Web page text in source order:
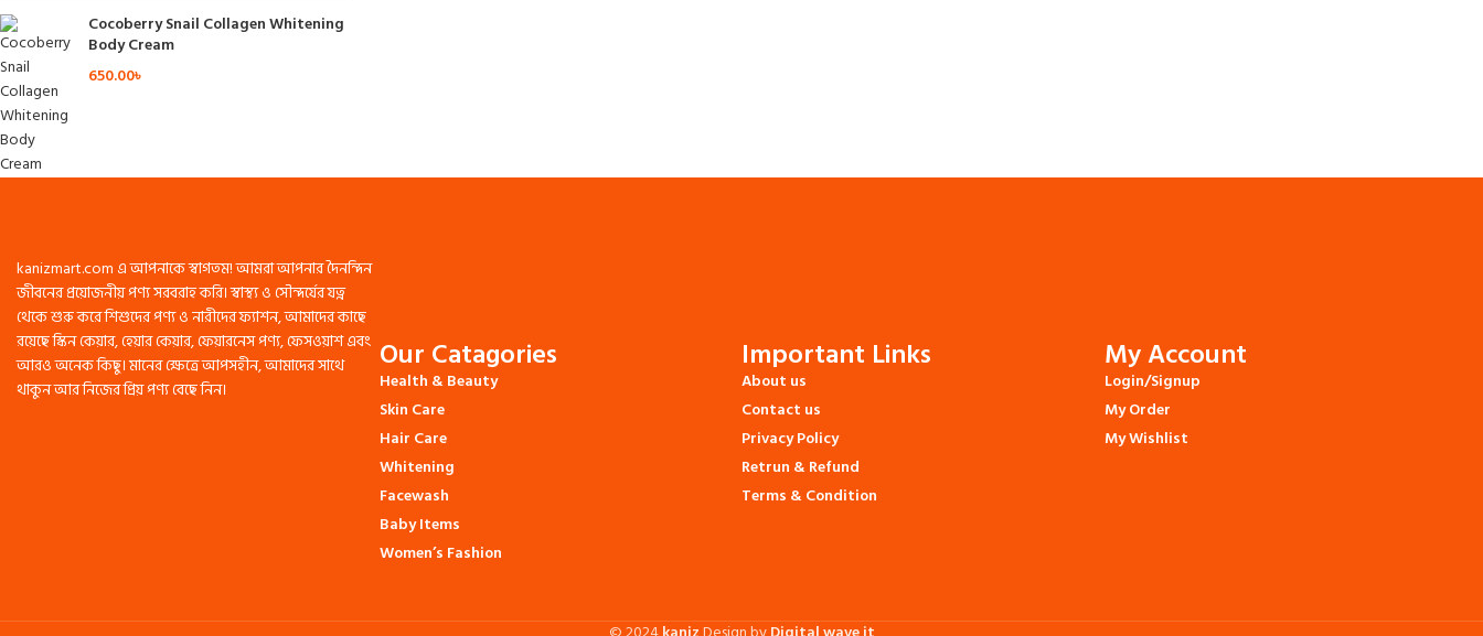
Cocoberry Snail Collagen Whitening
Body Cream
650.00৳
kanizmart.com এ আপনাকে স্বাগতম! আমরা আপনার দৈনন্দিন
জীবনের প্রয়োজনীয় পণ্য সরবরাহ করি। স্বাস্থ্য ও সৌন্দর্যের যত্ন
থেকে শুরু করে শিশুদের পণ্য ও নারীদের ফ্যাশন, আমাদের কাছে
রয়েছে স্কিন কেয়ার, হেয়ার কেয়ার, ফেয়ারনেস পণ্য, ফেসওয়াশ এবং
আরও অনেক কিছু। মানের ক্ষেত্রে আপসহীন, আমাদের সাথে
থাকুন আর নিজের প্রিয় পণ্য বেছে নিন।
Our Catagories
Health & Beauty
Skin Care
Hair Care
Whitening
Facewash
Baby Items
Women’s Fashion
Important Links
About us
Contact us
Privacy Policy
Retrun & Refund
Terms & Condition
My Account
Login/Signup
My Order
My Wishlist